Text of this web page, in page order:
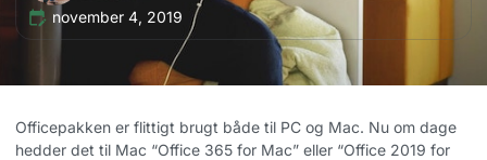
november 4, 2019
Officepakken er flittigt brugt både til PC og Mac. Nu om dage
hedder det til Mac “Office 365 for Mac” eller “Office 2019 for